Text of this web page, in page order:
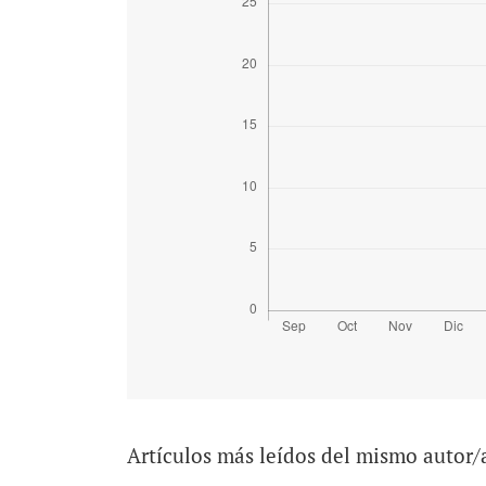
Artículos más leídos del mismo autor/